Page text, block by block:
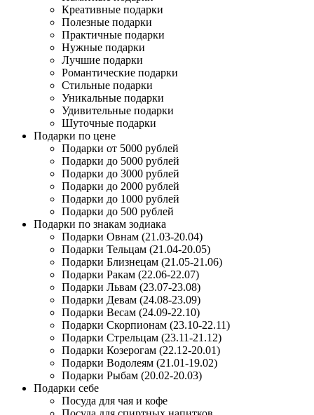
Креативные подарки
Полезные подарки
Практичные подарки
Нужные подарки
Лучшие подарки
Романтические подарки
Стильные подарки
Уникальные подарки
Удивительные подарки
Шуточные подарки
Подарки по цене
Подарки от 5000 рублей
Подарки до 5000 рублей
Подарки до 3000 рублей
Подарки до 2000 рублей
Подарки до 1000 рублей
Подарки до 500 рублей
Подарки по знакам зодиака
Подарки Овнам (21.03-20.04)
Подарки Тельцам (21.04-20.05)
Подарки Близнецам (21.05-21.06)
Подарки Ракам (22.06-22.07)
Подарки Львам (23.07-23.08)
Подарки Девам (24.08-23.09)
Подарки Весам (24.09-22.10)
Подарки Скорпионам (23.10-22.11)
Подарки Стрельцам (23.11-21.12)
Подарки Козерогам (22.12-20.01)
Подарки Водолеям (21.01-19.02)
Подарки Рыбам (20.02-20.03)
Подарки себе
Посуда для чая и кофе